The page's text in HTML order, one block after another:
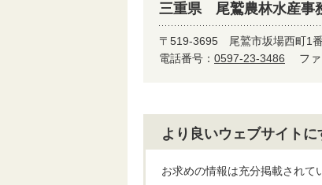
三重県 尾鷲農林水産事
〒519-3695 尾鷲市坂場西町1
電話番号： 0597-23-3486 フ
より良いウェブサイト
お求めの情報は充分掲載されて